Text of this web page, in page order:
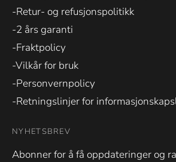
-Retur- og refusjonspolitikk
-2 års garanti
-Fraktpolicy
-Vilkår for bruk
-Personvernpolicy
-Retningslinjer for
NYHETSBREV
Abonner for å få oppdateringer og